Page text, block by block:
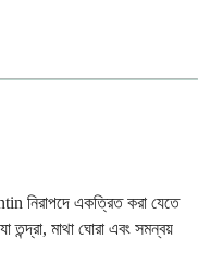
নিরাপদে একত্রিত করা যেতে
তন্দ্রা, মাথা ঘোরা এবং সমন্বয়